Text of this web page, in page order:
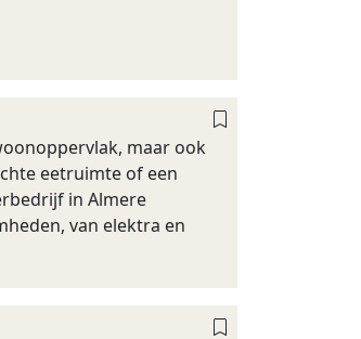
maar ook
eetruimte of een
in Almere
van elektra en